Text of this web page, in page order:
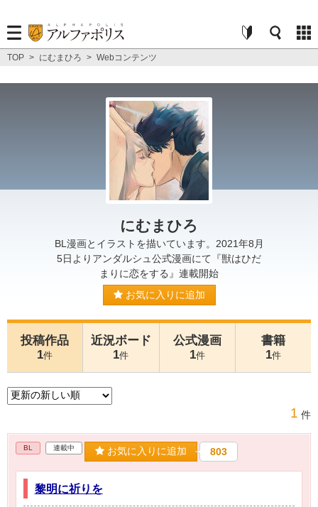
TOP > にむまひろ > Webコンテンツ
にむまひろ
BL漫画とイラストを描いています。2021年8月
5日よりアンダルシュ公式漫画にて『獣はひだ
まりに恋をする』連載開始
お気に入りに追加
投稿作品
1件
近況ボード
1件
公式漫画
1件
書籍
1件
1 件
BL 連載中 お気に入りに追加 803
黎明に祈りを